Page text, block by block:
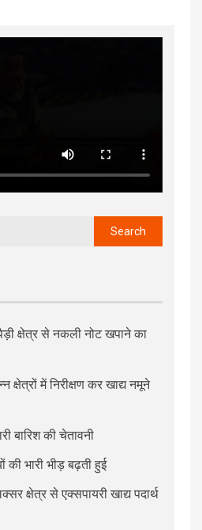
क्षेत्र से नकली नोट खपाने का
क्षेत्रों में निरीक्षण कर खाद्य नमूने
बारिश की चेतावनी
की भारी भीड़ बढ़ती हुई
क्षेत्र से एक्सपायरी खाद्य पदार्थ